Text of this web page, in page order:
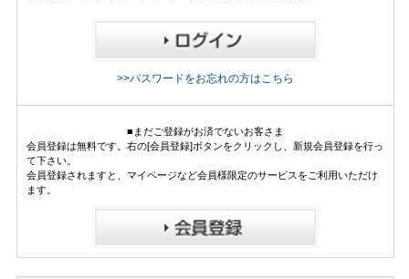
>>パスワードをお忘れの方はこちら
■まだご登録がお済でないお客さま
会員登録は無料です。右の[会員登録]ボタンをクリックし、新規会員登録を行っ
て下さい。
会員登録されますと、マイページなど会員様限定のサービスをご利用いただけ
ます。